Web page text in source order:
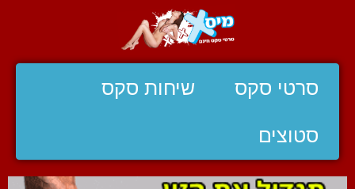
סרטי סקס שיחות סקס
סטוצים